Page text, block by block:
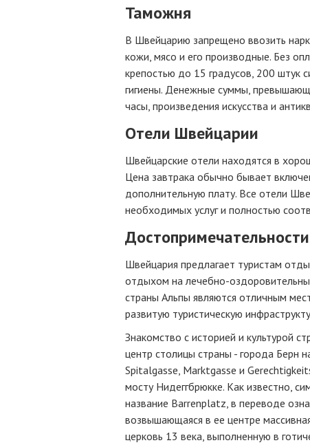
Таможня
В Швейцарию запрещено ввозить
кожи, мясо и его производные. Без
крепостью до 15 градусов, 200 штук
гигиены. Денежные суммы,
часы, произведения искусства и
Отели Швейцарии
Швейцарские отели находятся в
Цена завтрака обычно бывает
дополнительную плату. Все отели
необходимых услуг и полностью
Швейцария предлагает туристам
отдыхом на лечебно-
страны Альпы являются отличным
развитую туристическую
Знакомство с историей и культурой
центр столицы страны - города Берн
Spitalgasse, Marktgasse и
мосту Нидеггбрюкке. Как известно,
название Barrenplatz, в переводе
возвышающаяся в ее центре
церковь 13 века, выполненную в